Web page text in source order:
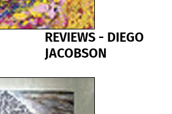
REVIEWS - DIEGO
JACOBSON